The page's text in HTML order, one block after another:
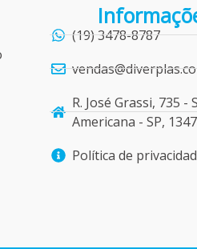
(19) 3478-8787
R. José Grassi, 735 -
Americana - SP,
Política de